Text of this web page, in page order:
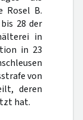
Rosel B.
28 der
in
in 23
von
deren
hat.